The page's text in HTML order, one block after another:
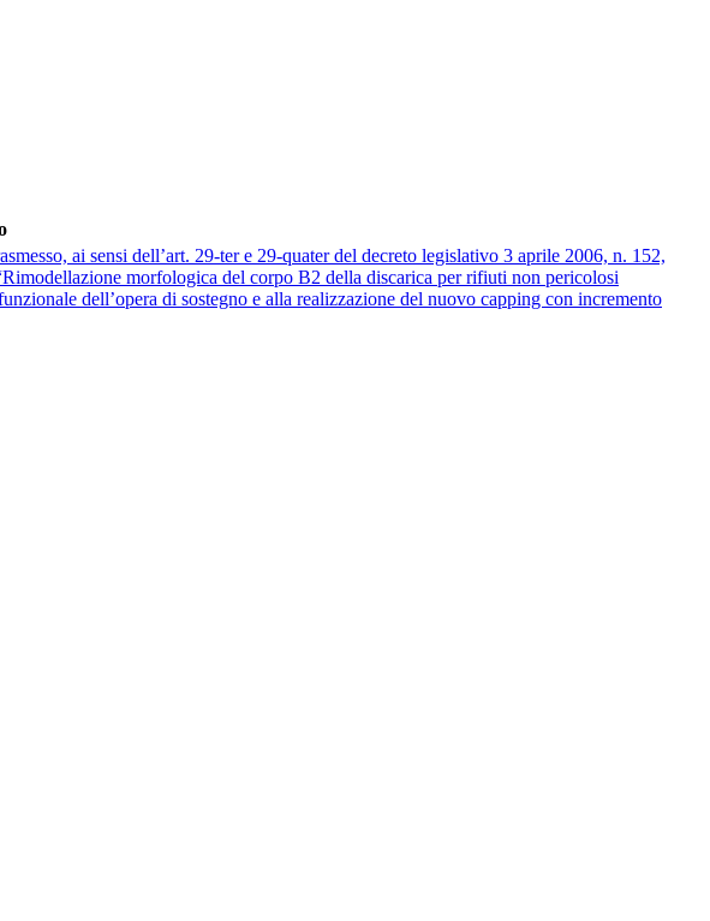
ai sensi dell’art. 29-ter e 29-quater del decreto legislativo 3 aprile 2006, n. 152,
morfologica del corpo B2 della discarica per rifiuti non pericolosi
dell’opera di sostegno e alla realizzazione del nuovo capping con incremento